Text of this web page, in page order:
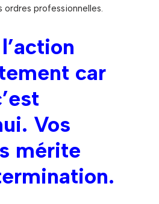
professionnelles.
car
Vos
mérite